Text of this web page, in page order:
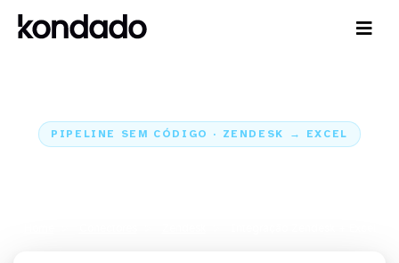
PIPELINE SEM CÓDIGO · ZENDESK → EXCEL